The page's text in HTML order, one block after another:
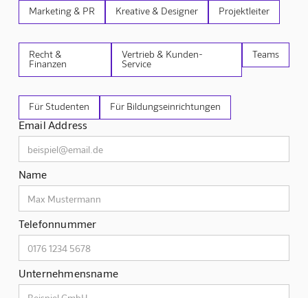
Marketing & PR Kreative & Designer Projektleiter
Recht &
Finanzen
Vertrieb & Kunden-
Service
Teams
Für Studenten Für Bildungseinrichtungen
Email Address
Name
Telefonnummer
Unternehmensname